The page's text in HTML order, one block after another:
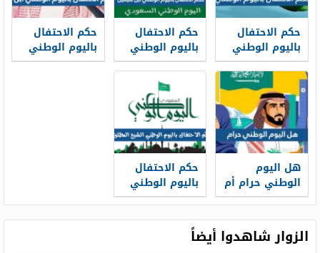
حكم الاحتفال
باليوم الوطني
حكم الاحتفال
باليوم الوطني
ابن عثيمين
حكم الاحتفال
باليوم الوطني
ابن باز
هل اليوم
الوطني حرام أم
حلال
حكم الاحتفال
باليوم الوطني
الشيخ المطلق
الزوار شاهدوا أيضاً